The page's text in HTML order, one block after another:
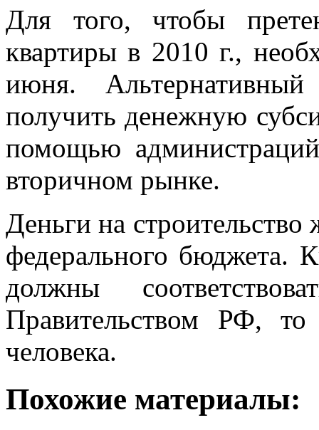
Для того, чтобы
квартиры в 2010 г.,
июня.
получить денежную
помощью
вторичном рынке.
Деньги на строительство
федерального бюджета.
должны
Правительством РФ,
человека.
Похожие материалы: